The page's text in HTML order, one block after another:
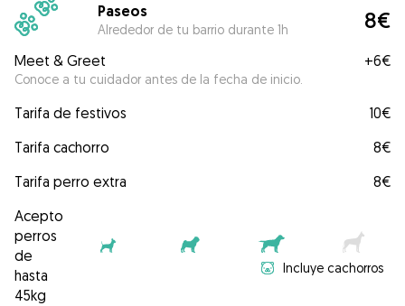
Paseos
Alrededor de tu barrio durante 1h 8€
Meet & Greet
Conoce a tu cuidador antes de la fecha de inicio.
+6€
Tarifa de festivos
10€
Tarifa cachorro
8€
Tarifa perro extra
8€
Acepto
perros
de
hasta
45kg
Incluye cachorros